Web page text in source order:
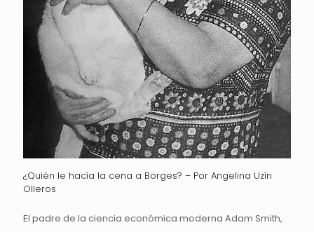
¿Quién le hacía la cena a Borges? – Por Angelina Uzín
Olleros
El padre de la ciencia económica moderna Adam Smith,